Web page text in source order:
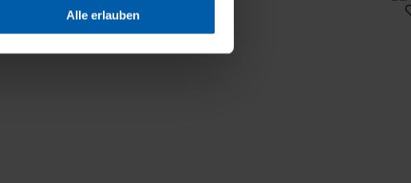
Einkaufserlebnis
selbst festlegen, die Sie erlauben
Alle erlauben